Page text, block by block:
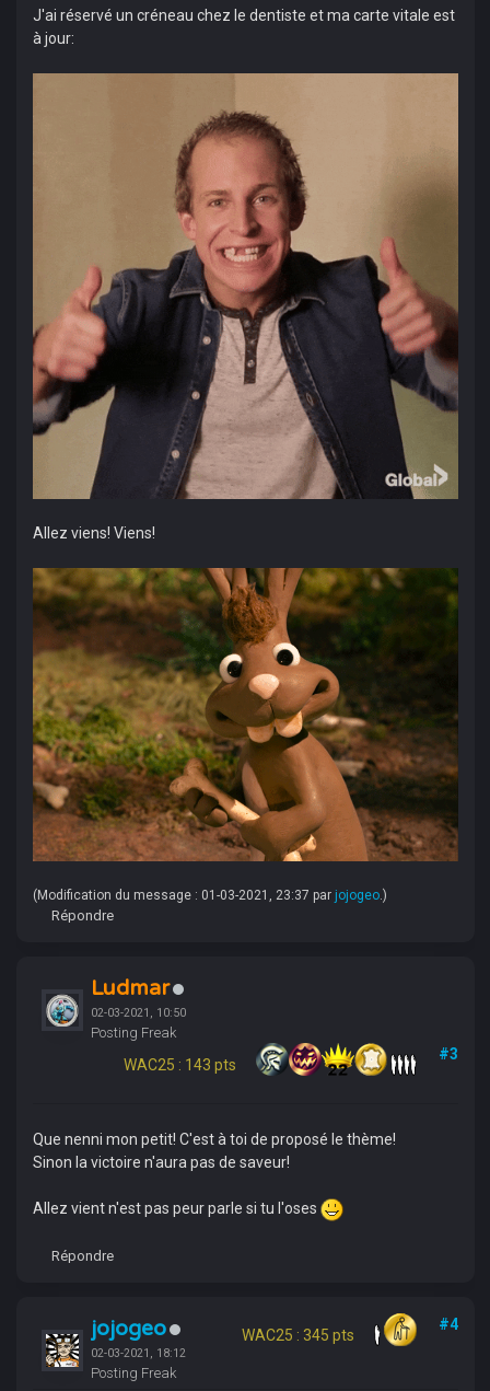
J'ai réservé un créneau chez le dentiste et ma carte vitale est
à jour:
Allez viens! Viens!
(Modification du message : 01-03-2021, 23:37 par jojogeo.)
Répondre
Ludmar
02-03-2021, 10:50
Posting Freak
WAC25 : 143 pts
#3
Que nenni mon petit! C'est à toi de proposé le thème!
Sinon la victoire n'aura pas de saveur!
Allez vient n'est pas peur parle si tu l'oses
Répondre
jojogeo
02-03-2021, 18:12
Posting Freak
WAC25 : 345 pts
#4